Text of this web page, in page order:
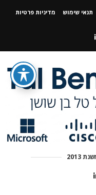
תנאי שימוש
מדיניות פרטיות